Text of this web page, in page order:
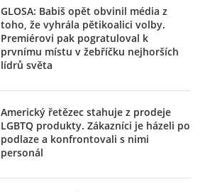
GLOSA: Babiš opět obvinil média z
toho, že vyhrála pětikoalici volby.
Premiérovi pak pogratuloval k
prvnímu místu v žebříčku nejhorších
lídrů světa
Americký řetězec stahuje z prodeje
LGBTQ produkty. Zákazníci je házeli po
podlaze a konfrontovali s nimi
personál